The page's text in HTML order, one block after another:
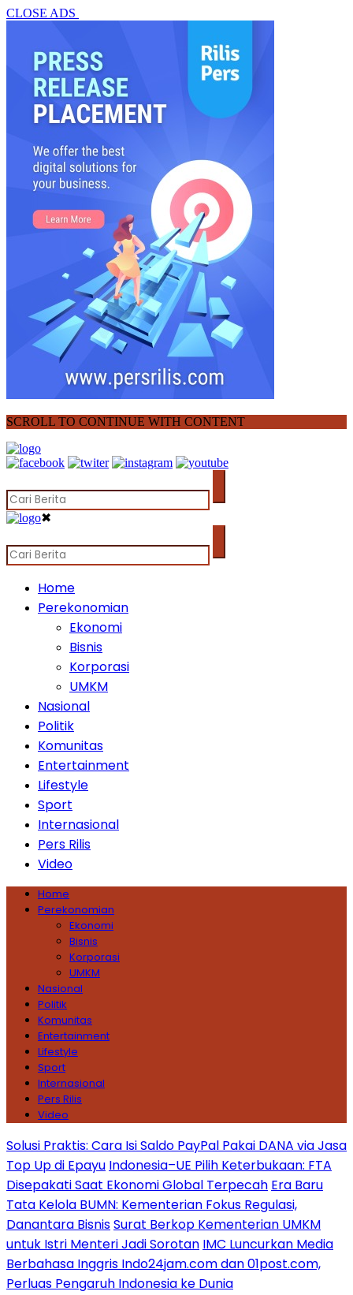
CLOSE ADS
SCROLL TO CONTINUE WITH CONTENT
✖
Home
Perekonomian
Ekonomi
Bisnis
Korporasi
UMKM
Nasional
Politik
Komunitas
Entertainment
Lifestyle
Sport
Internasional
Pers Rilis
Video
Home
Perekonomian
Ekonomi
Bisnis
Korporasi
UMKM
Nasional
Politik
Komunitas
Entertainment
Lifestyle
Sport
Internasional
Pers Rilis
Video
Solusi Praktis: Cara Isi Saldo PayPal Pakai DANA via Jasa
Top Up di Epayu Indonesia–UE Pilih Keterbukaan: FTA
Disepakati Saat Ekonomi Global Terpecah Era Baru
Tata Kelola BUMN: Kementerian Fokus Regulasi,
Danantara BisnisSurat Berkop Kementerian UMKM
untuk Istri Menteri Jadi Sorotan IMC Luncurkan Media
Berbahasa Inggris Indo24jam.com dan 01post.com,
Perluas Pengaruh Indonesia ke Dunia